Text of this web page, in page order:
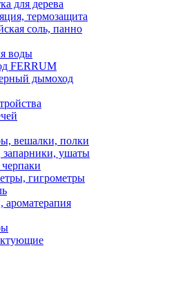
для дерева
термозащита
соль, панно
воды
FERRUM
дымоход
вешалки, полки
ушаты
гигрометры
ароматерапия